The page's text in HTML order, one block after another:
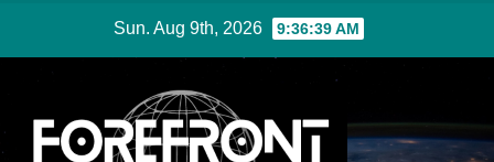
Sun. Aug 9th, 2026 9:36:40 AM